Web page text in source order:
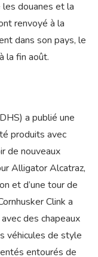
douanes et la
renvoyé à la
dans son pays, le
la fin août.
a publié une
produits avec
de nouveaux
Alligator Alcatraz,
et d’une tour de
Clink a
des chapeaux
véhicules de style
entourés de